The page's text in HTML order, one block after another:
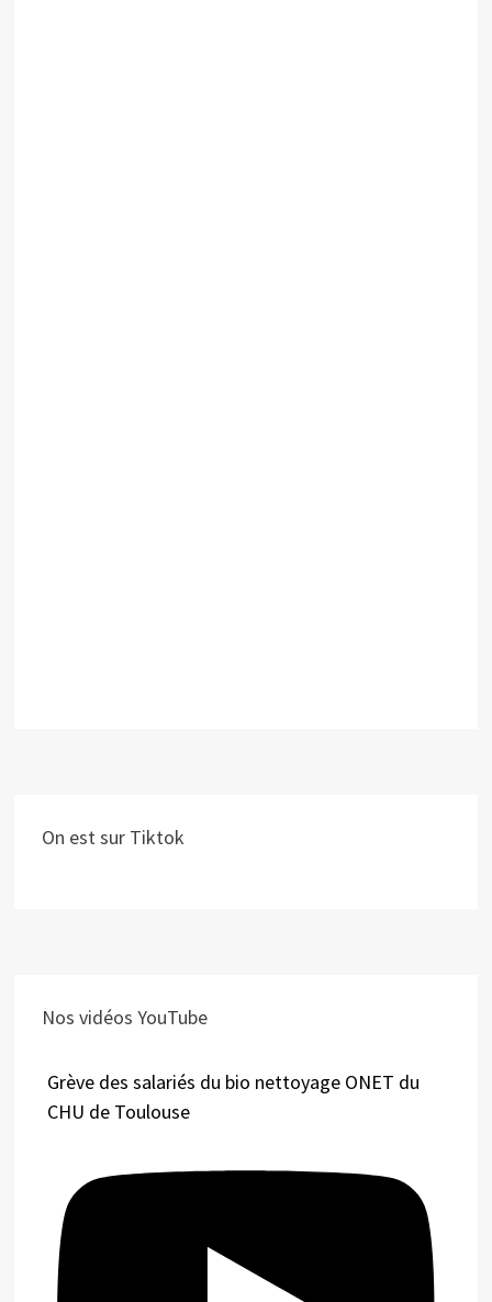
On est sur Tiktok
Nos vidéos YouTube
Grève des salariés du bio nettoyage ONET du
CHU de Toulouse